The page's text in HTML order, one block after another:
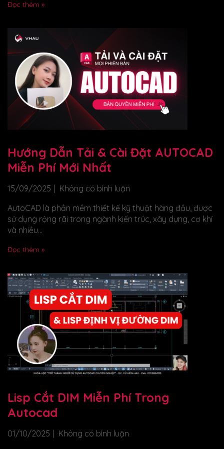
Đọc thêm »
Hướng Dẫn Tải & Cài Đặt AUTOCAD
Miễn Phí Mới Nhất
15/09/2025
Không có bình luận
AutoCAD là phần mềm thiết kế kỹ thuật hàng đầu, được
sử dụng rộng rãi trong ngành kiến trúc, xây dựng, cơ khí
và nhiều...
Đọc thêm »
Lisp Cắt DIM Miễn Phí Trong
Autocad
01/10/2025
Không có bình luận